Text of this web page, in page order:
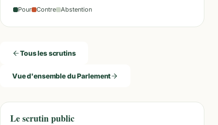
Pour Contre Abstention
Tous les scrutins
Vue d'ensemble du Parlement
Le scrutin public